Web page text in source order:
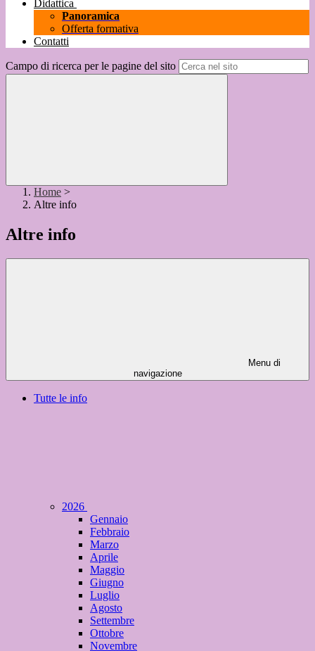
Didattica
Panoramica
Offerta formativa
Contatti
Campo di ricerca per le pagine del sito
Home >
Altre info
Altre info
Menu di
navigazione
Tutte le info
2026
Gennaio
Febbraio
Marzo
Aprile
Maggio
Giugno
Luglio
Agosto
Settembre
Ottobre
Novembre